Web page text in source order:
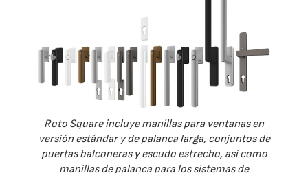
Roto Square incluye manillas para ventanas en
versión estándar y de palanca larga, conjuntos de
puertas balconeras y escudo estrecho, así como
manillas de palanca para los sistemas de